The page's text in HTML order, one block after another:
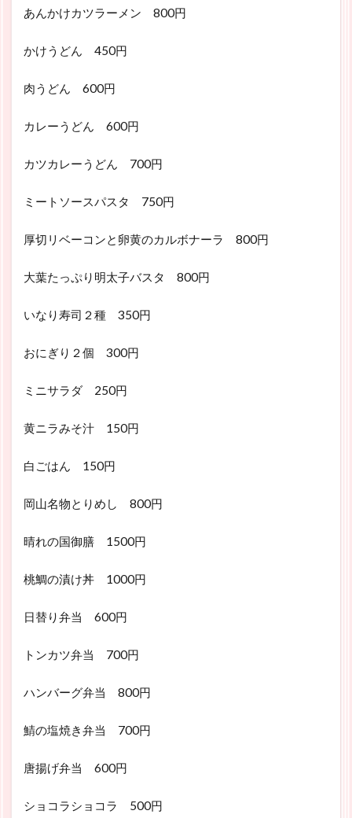
あんかけカツラーメン 800円
かけうどん 450円
肉うどん 600円
カレーうどん 600円
カツカレーうどん 700円
ミートソースパスタ 750円
厚切リベーコンと卵黄のカルボナーラ 800円
大葉たっぷり明太子バスタ 800円
いなり寿司２種 350円
おにぎり２個 300円
ミニサラダ 250円
黄ニラみそ汁 150円
白ごはん 150円
岡山名物とりめし 800円
晴れの国御膳 1500円
桃鯛の漬け丼 1000円
日替り弁当 600円
トンカツ弁当 700円
ハンバーグ弁当 800円
鯖の塩焼き弁当 700円
唐揚げ弁当 600円
ショコラショコラ 500円